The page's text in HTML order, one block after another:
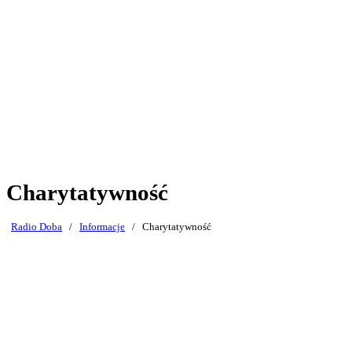
Charytatywność
Radio Doba / Informacje / Charytatywność